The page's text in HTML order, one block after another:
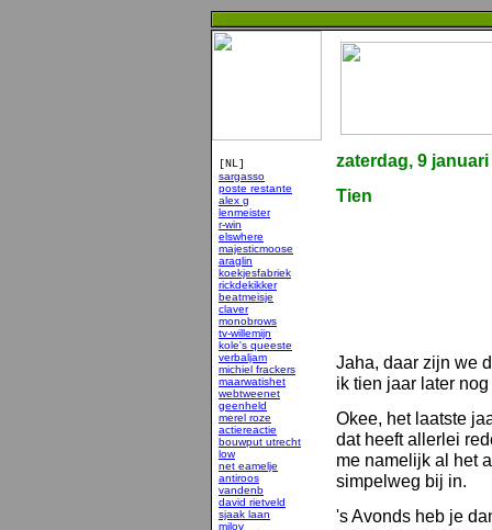
[NL]
sargasso
poste restante
alex g
lenmeister
r-win
elswhere
majesticmoose
araglin
koekjesfabriek
rickdekikker
beatmeisje
claver
monobrows
tv-willemijn
kole's queeste
verbaljam
michiel frackers
maarwatishet
webtweenet
geenheld
merel roze
actiereactie
bouwput utrecht
low
net eamelje
antiroos
vandenb
david rietveld
sjaak laan
milov
zaterdag, 9 januari
Tien
Jaha, daar zijn we
ik tien jaar later
Okee, het laatste
dat heeft allerlei
me namelijk al het
simpelweg bij in.
's Avonds heb je